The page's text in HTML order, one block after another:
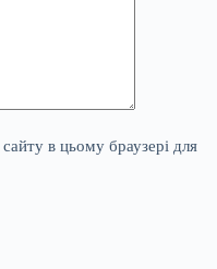
в цьому браузері для